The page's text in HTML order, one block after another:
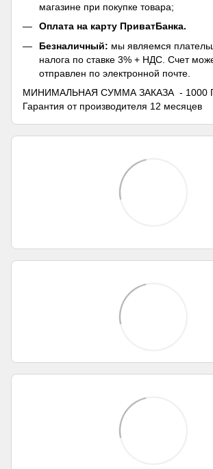
магазине при покупке товара;
Оплата на карту ПриватБанка.
Безналичный: мы являемся
налога по ставке 3% + НДС. Счет
отправлен по электронной почте.
МИНИМАЛЬНАЯ СУММА ЗАКАЗА - 1000
Гарантия от производителя 12 месяцев